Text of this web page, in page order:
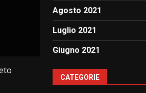
Agosto 2021
Luglio 2021
Giugno 2021
CATEGORIE